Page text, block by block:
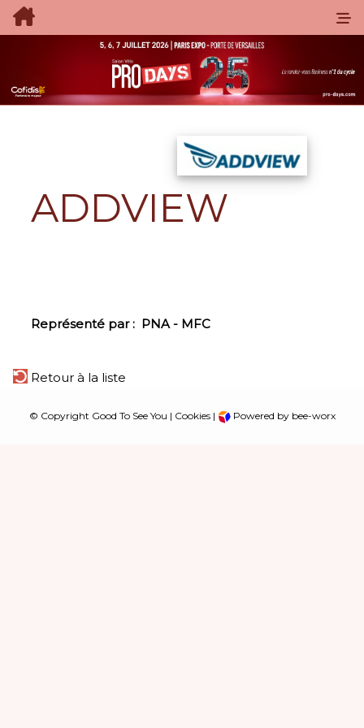
ADDVIEW
Représenté par : PNA - MFC
Retour à la liste
© Copyright Good To See You | Cookies| Powered by bee-worx